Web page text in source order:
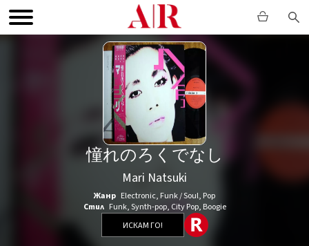
憧れのろくでなし
Mari Natsuki
Жанр Electronic, Funk / Soul, Pop
Стил Funk,Synth-pop, City Pop, Boogie
ИСКАМ ГО!